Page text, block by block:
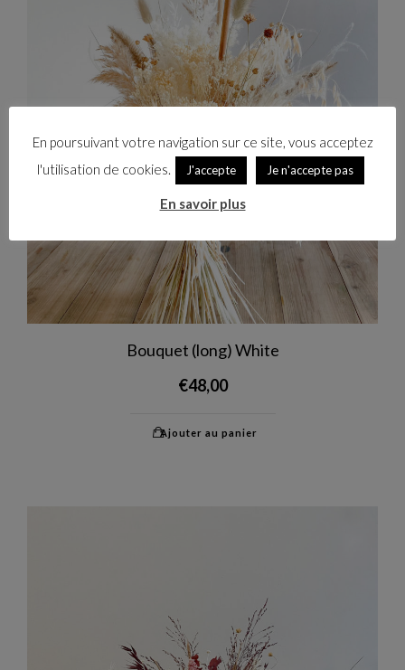
Bouquet (long) White
€48,00
Ajouter au panier
En poursuivant votre navigation sur ce site, vous acceptez
l'utilisation de cookies.
J'accepte Je n'accepte pas
En savoir plus